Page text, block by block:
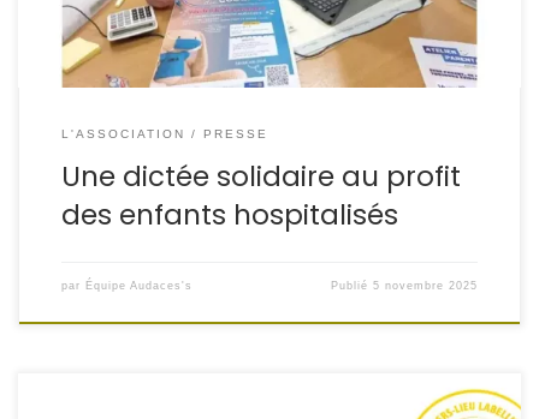
L'ASSOCIATION PRESSE
Une dictée solidaire au profit
des enfants hospitalisés
par Équipe Audaces's Publié5 novembre 2025